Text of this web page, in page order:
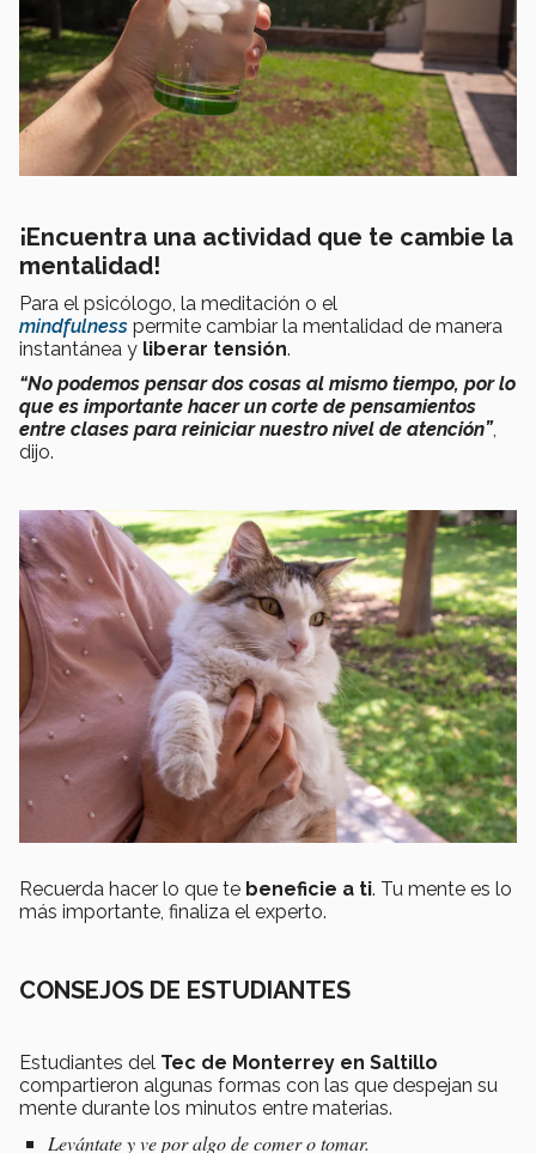
¡Encuentra una actividad que te cambie la
mentalidad!
Para el psicólogo, la meditación o el
mindfulness permite cambiar la mentalidad de manera
instantánea y liberar tensión.
“No podemos pensar dos cosas al mismo tiempo, por lo
que es importante hacer un corte de pensamientos
entre clases para reiniciar nuestro nivel de atención”,
dijo.
Recuerda hacer lo que te beneficie a ti. Tu mente es lo
más importante, finaliza el experto.
CONSEJOS DE ESTUDIANTES
Estudiantes del Tec de Monterrey en Saltillo
compartieron algunas formas con las que despejan su
mente durante los minutos entre materias.
Levántate y ve por algo de comer o tomar.